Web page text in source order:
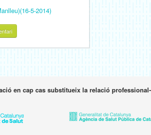
5-2014)
en cap cas substitueix la relació